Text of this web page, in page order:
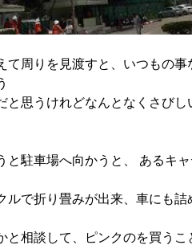
周りを見渡すと、いつもの事
思うけれどなんとなくさびし
駐車場へ向かうと、 あるキ
ルで折り畳みが出来、車にも
相談して、ピンクのを買うこ